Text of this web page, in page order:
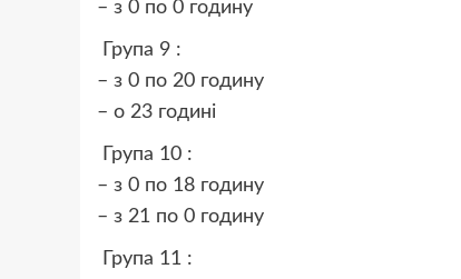
– з 0 по 0 годину
Група 9 :
– з 0 по 20 годину
– о 23 годині
Група 10 :
– з 0 по 18 годину
– з 21 по 0 годину
Група 11 :